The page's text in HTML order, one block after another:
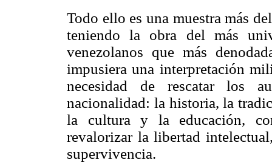
Todo ello es una muestra más
teniendo la obra del más
venezolanos que más
impusiera una interpretación
necesidad de rescatar los
nacionalidad: la historia, la
la cultura y la educación,
revalorizar la libertad
supervivencia.